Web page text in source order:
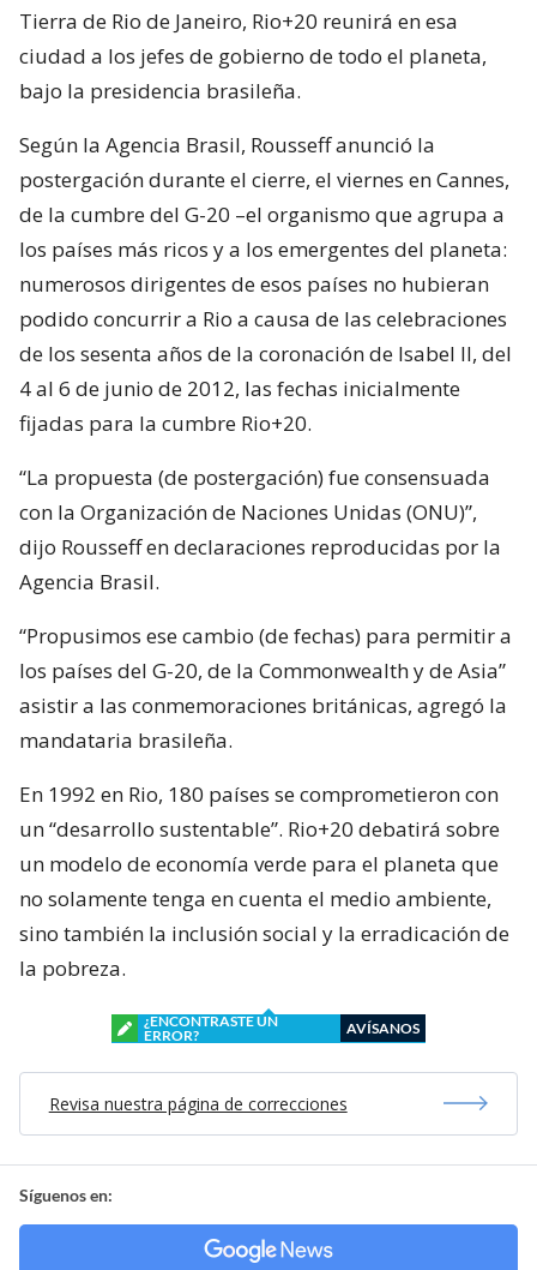
Tierra de Rio de Janeiro, Rio+20 reunirá en esa
ciudad a los jefes de gobierno de todo el planeta,
bajo la presidencia brasileña.
Según la Agencia Brasil, Rousseff anunció la
postergación durante el cierre, el viernes en Cannes,
de la cumbre del G-20 –el organismo que agrupa a
los países más ricos y a los emergentes del planeta:
numerosos dirigentes de esos países no hubieran
podido concurrir a Rio a causa de las celebraciones
de los sesenta años de la coronación de Isabel II, del
4 al 6 de junio de 2012, las fechas inicialmente
fijadas para la cumbre Rio+20.
“La propuesta (de postergación) fue consensuada
con la Organización de Naciones Unidas (ONU)”,
dijo Rousseff en declaraciones reproducidas por la
Agencia Brasil.
“Propusimos ese cambio (de fechas) para permitir a
los países del G-20, de la Commonwealth y de Asia”
asistir a las conmemoraciones británicas, agregó la
mandataria brasileña.
En 1992 en Rio, 180 países se comprometieron con
un “desarrollo sustentable”. Rio+20 debatirá sobre
un modelo de economía verde para el planeta que
no solamente tenga en cuenta el medio ambiente,
sino también la inclusión social y la erradicación de
la pobreza.
¿ENCONTRASTE UN
ERROR?
AVÍSANOS
Revisa nuestra página de correcciones
Síguenos en: